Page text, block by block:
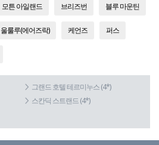
모튼 아일랜드 브리즈번 블루 마운틴
울룰루(에어즈락) 케언즈 퍼스
그랜드 호텔 테르미누스 (4*)
스칸딕 스트랜드 (4*)